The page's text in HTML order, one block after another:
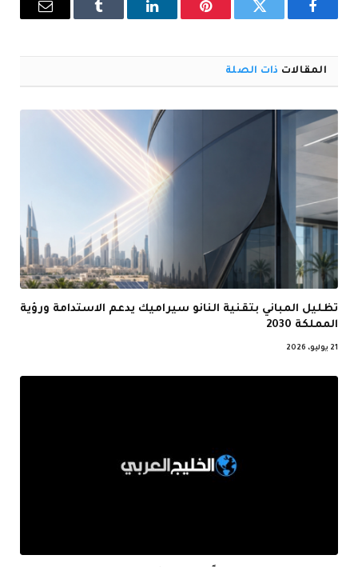
فيسبوك تويتر بينتيريستلينكدإن Tumblr
البريد
المقالات ذات الصلة
تظليل المباني بتقنية النانو سيراميك يدعم الاستدامة ورؤية
المملكة 2030
21 يوليو، 2026